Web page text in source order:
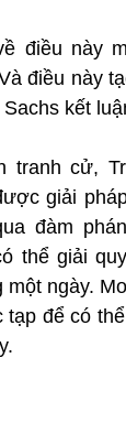
điều này
điều này
kết
tranh cử,
giải
đàm
thể giải
một ngày.
tạp để có